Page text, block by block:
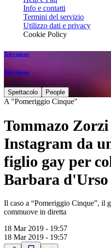
Info e contatti
Termini del servizio
Utilizzo dati e privacy
Cookie Policy
Televisione
Televisione
Spettacolo People
A "Pomeriggio Cinque"
Tommazo Zorzi
Instagram da
figlio gay per
Barbara
Il caso a “Pomeriggio Cinque”, il
commuove in diretta
18 Mar 2019 - 19:57
18 Mar 2019 - 19:57